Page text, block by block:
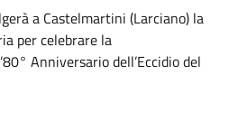
a Castelmartini (Larciano) la
per celebrare la
Anniversario dell’Eccidio del